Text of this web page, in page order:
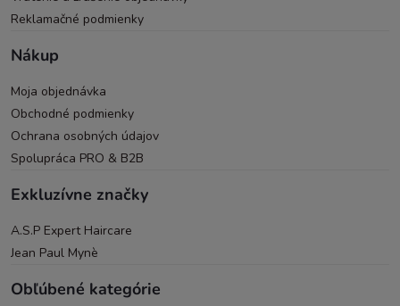
Reklamačné podmienky
Nákup
Moja objednávka
Obchodné podmienky
Ochrana osobných údajov
Spolupráca PRO & B2B
Exkluzívne značky
A.S.P Expert Haircare
Jean Paul Mynè
Obľúbené kategórie